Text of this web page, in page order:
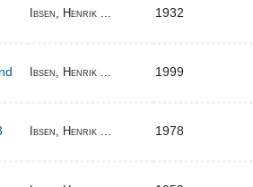
Ibsen, Henrik ... 1932
Ibsen, Henrik ... 1999
Ibsen, Henrik ... 1978